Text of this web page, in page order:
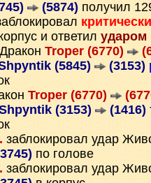
(5874) получил
и ответил ударом
Troper (6770)
(5845) (3153)
Troper (6770)
(3153) (1416)
заблокировал удар
по голове
заблокировал удар